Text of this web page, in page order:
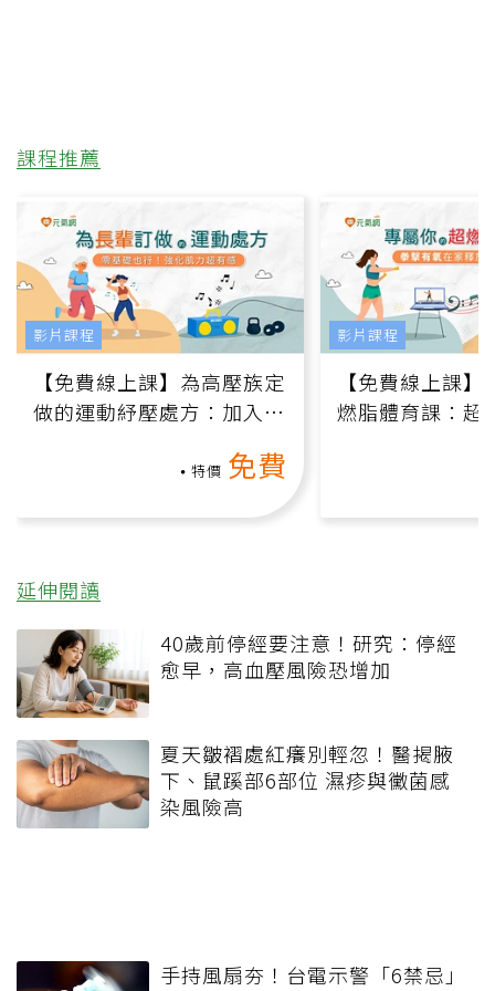
課程推薦
【免費線上課】為高壓族定
做的運動紓壓處方：加入行
特價 免費
影片課程
【免費線上課
燃脂體育課：超
影片課程
延伸閱讀
40歲前停經要注意！研究：停經
愈早，高血壓風險恐增加
夏天皺褶處紅癢別輕忽！醫揭腋
下、鼠蹊部6部位 濕疹與黴菌感
染風險高
手持風扇夯！台電示警「6禁忌」